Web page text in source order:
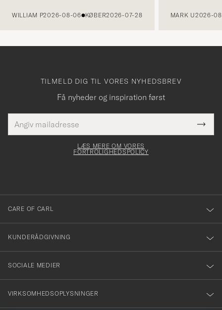
WILLIAM P2026-08-06 KØBER2026-07-28 MARK U2026-
TILMELD DIG TIL VORES NYHEDSBREV
Få nyheder og inspiration først
mailadresse
skal
Tack
för
dig
till
vårt
nyhetsbrev!
LÆS MERE OM VORES
FORTROLIGHEDSPOLICY
CARE OF CARL
KUNDERÅDGIVNING
SOCIALE MEDIER
VIRKSOMHEDSOPLYSNINGER